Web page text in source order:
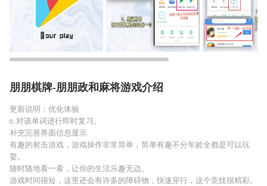
朋朋棋牌-朋朋政和麻将游戏介绍
更新说明：优化体验
c.对该单词进行即时复习。
补充完善界面信息显示
有趣的射击游戏，游戏操作非常简单，简单有趣不分年龄全都是可以玩
耍。
随时随地看一看，让你的生活乐趣无边。
游戏时间很短，这里还会有许多的障碍物，快速穿行，这个竞技很精彩。